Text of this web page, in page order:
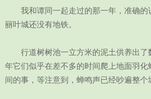
我和谭同一起走过的那一年，准确的
丽叶城还没有地铁。
行道树树池一立方米的泥土供养出了
年它们似乎在差不多的时间爬上地面羽化
间的事，等注意到，蝉鸣声已经吵遍整个